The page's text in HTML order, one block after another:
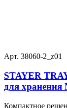
Арт. 38060-2_z01
STAYER
для хранения
Компактное